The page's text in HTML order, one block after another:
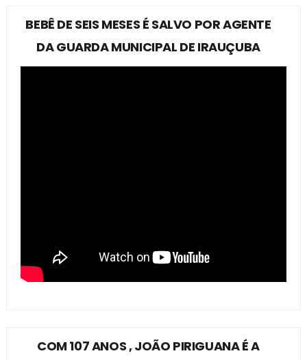
BEBÊ DE SEIS MESES É SALVO POR AGENTE
DA GUARDA MUNICIPAL DE IRAUÇUBA
COM 107 ANOS , JOÃO PIRIGUANA É A